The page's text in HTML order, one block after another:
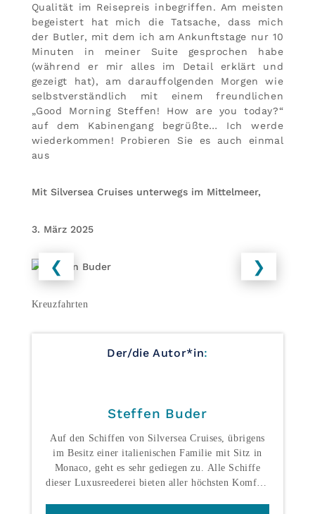
Qualität im Reisepreis inbegriffen. Am meisten
begeistert hat mich die Tatsache, dass mich
der Butler, mit dem ich am Ankunftstage nur 10
Minuten in meiner Suite gesprochen habe
(während er mir alles im Detail erklärt und
gezeigt hat), am darauffolgenden Morgen wie
selbstverständlich mit einem freundlichen
„Good Morning Steffen! How are you today?“
auf dem Kabinengang begrüßte… Ich werde
wiederkommen! Probieren Sie es auch einmal
aus
Mit Silversea Cruises unterwegs im Mittelmeer,
3. März 2025
❮ ❯
Kreuzfahrten
Der/die Autor*in:
Steffen Buder
Auf den Schiffen von Silversea Cruises, übrigens
im Besitz einer italienischen Familie mit Sitz in
Monaco, geht es sehr gediegen zu. Alle Schiffe
dieser Luxusreederei bieten aller höchsten Komfort